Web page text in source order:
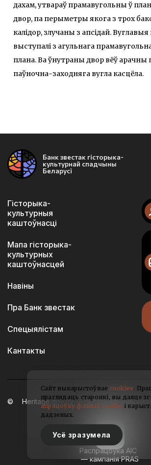
дахам, утвараў прамавугольны ў
двор, па перыметры якога з трох
калідор, злучаны з апсідай.
выступалі з агульнага
плана. Ва ўнутраны двор вёў арачны
паўночна-заходняга вугла касцёла.
Банк звестак гісторыка-
культурнай спадчыны
Беларусі
Гісторыка-
культурныя
каштоўнасці
Мапа гісторыка-
культурных
каштоўнасцей
Навіны
Пра Банк звестак
Спецыялістам
Кантакты
Heritage.gov.by — гісторыка-
Беларусі
Распрацоўка АІС
— кампанія PRAS
Сайт выкарыстоўвае cookies.
праглядаць старонкі, вы даяце
апрацоўку файлаў cookie і
дадзеных.
Усё зразумела